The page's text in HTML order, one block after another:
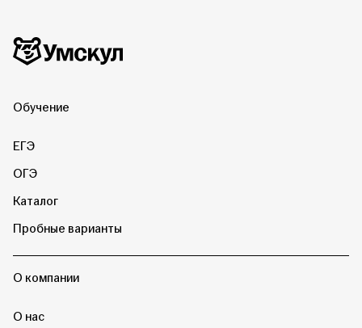
Дополнительная информация
Умскул
Обучение
ЕГЭ
ОГЭ
Каталог
Пробные варианты
О компании
О нас